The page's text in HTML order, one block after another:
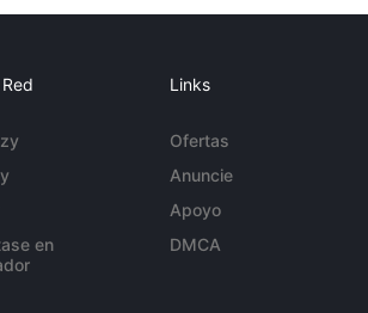
en
Links
Ofertas
Anuncie
Apoyo
DMCA